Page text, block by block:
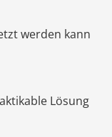
werden kann
Lösung